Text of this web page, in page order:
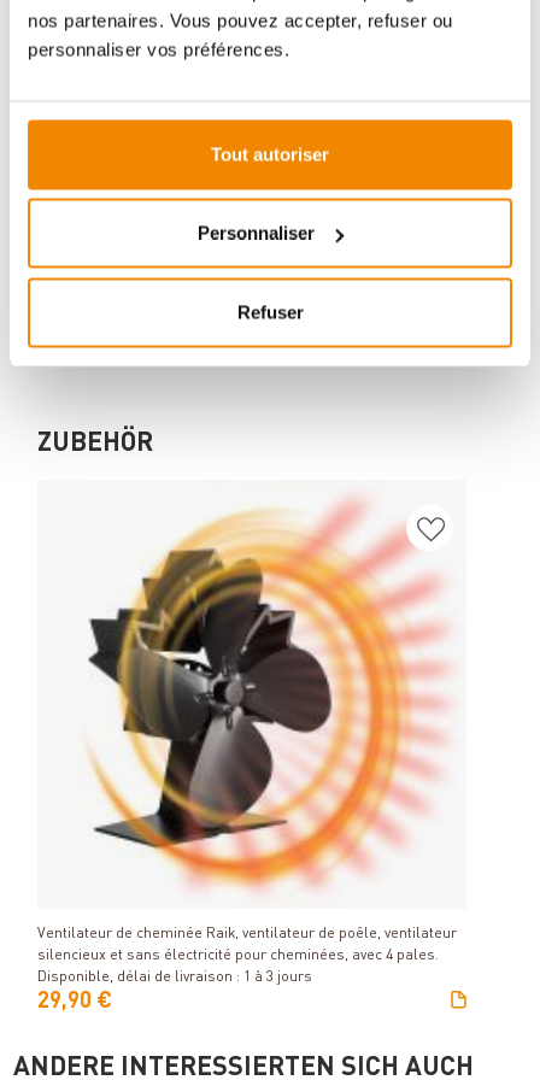
nos partenaires. Vous pouvez accepter, refuser ou
personnaliser vos préférences.
Tout autoriser
Personnaliser
Refuser
Votre conseiller en matière de poêles
Aboubakar Fofana vous conseille volontiers sur le
reste sans réponse, aucun problème n'est irrésolu.
Vous avez des questions sur nos produits? N'hésitez
E-mail :
[email protected]
+33 1 59 58 12 04
ZUBEHÖR
Détails
Ventilateur de cheminée Raik, ventilateur de poêle, ventilateur
silencieux et sans électricité pour cheminées, avec 4 pales.
Disponible, délai de livraison : 1 à 3 jours
29,90 €
ANDERE INTERESSIERTEN SICH AUCH